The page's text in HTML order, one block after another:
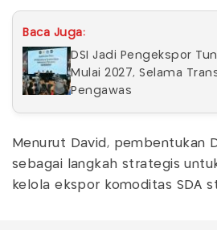
Baca Juga:
DSI Jadi Pengekspor
Mulai 2027, Selama
Pengawas
Menurut David, pembentukan
sebagai langkah strategis
kelola ekspor komoditas SDA